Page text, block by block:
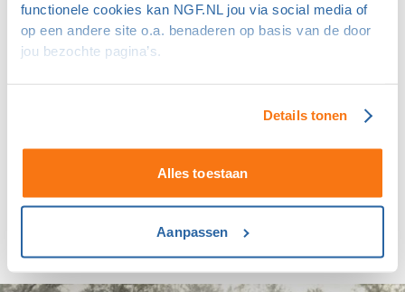
functionele cookies kan NGF.NL jou via social media of
op een andere site o.a. benaderen op basis van de door
jou bezochte pagina’s.
Details tonen
Alles toestaan
Aanpassen
heeft in 2016 en 2018 gewonnen.
Op de eerste tee van de Groesbeekse baan van Het Rijk
van Nijmegen is in 2005 een bankje geplaatst met een
De geschiedenis van het Dutch Ladies Open